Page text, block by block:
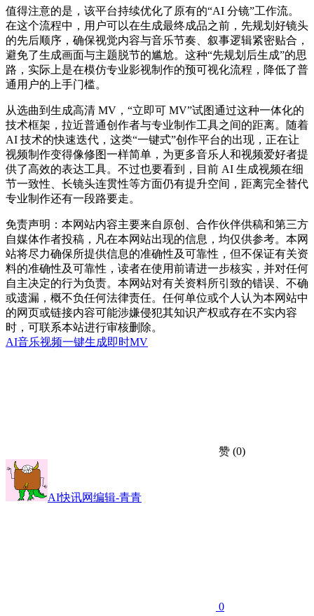
值得注意的是，该平台持续优化了原有的“AI 分镜”工作流。
在这个流程中，用户可以在生成最终成品之前，先规划好镜头
的先后顺序，确保视觉内容与音乐节奏、叙事逻辑紧密贴合，
避免了生成画面与主题脱节的尴尬。这种“先规划后生成”的思
路，实际上是在模仿专业影视制作的预可视化流程，降低了普
通用户的上手门槛。
从选曲到生成高清 MV，“立即可 MV”试图通过这种一体化的
技术框架，拉近普通创作者与专业制作工具之间的距离。随着
AI 技术的快速迭代，这类“一键式”创作平台的出现，正在让
视频制作变得像修图一样简单，为更多音乐人和视频爱好者提
供了高效的表达工具。不过也要看到，目前 AI 生成视频在细
节一致性、长镜头连贯性等方面仍有提升空间，距离完全替代
专业制作还有一段路要走。
免责声明：本网站内容主要来自原创、合作伙伴供稿和第三方
自媒体作者投稿，凡在本网站出现的信息，均仅供参考。本网
站将尽力确保所提供信息的准确性及可靠性，但不保证有关资
料的准确性及可靠性，读者在使用前请进一步核实，并对任何
自主决定的行为负责。本网站对有关资料所引致的错误、不确
或遗漏，概不负任何法律责任。任何单位或个人认为本网站中
的网页或链接内容可能涉嫌侵犯其知识产权或存在不实内容
时，可联系本站进行审核删除。
AI音乐视频一键生成即时MV
赞 (0)
AI快讯网编辑-青青
0